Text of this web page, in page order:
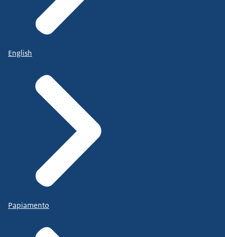
English
Papiamento